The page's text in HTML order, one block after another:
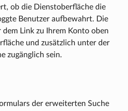
ob die Dienstoberfläche die
Benutzer aufbewahrt. Die
Link zu Ihrem Konto oben
und zusätzlich unter der
zugänglich sein.
der erweiterten Suche